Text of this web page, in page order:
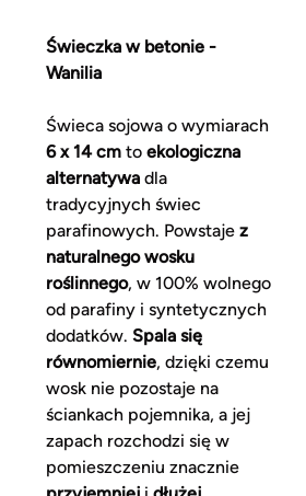
Świeczka w betonie -
Wanilia
Świeca sojowa o wymiarach
6 x 14 cmto ekologiczna
alternatywadla
tradycyjnych świec
parafinowych. Powstaje z
naturalnego wosku
roślinnego, w 100% wolnego
od parafiny i syntetycznych
dodatków. Spala się
równomiernie, dzięki czemu
wosk nie pozostaje na
ściankach pojemnika, a jej
zapach rozchodzi się w
pomieszczeniu znacznie